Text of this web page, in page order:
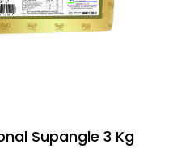
Supangle 3 Kg